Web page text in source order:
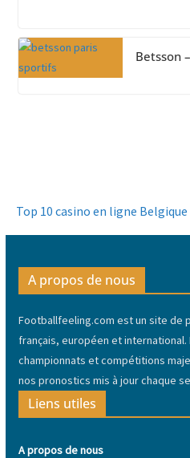
Betsson
Top 10 casino en ligne Belgique
A propos de nous
Footballfeeling.com est un site de
français, européen et international.
championnats et compétitions
nos pronostics mis à jour chaque
Liens utiles
A propos de nous